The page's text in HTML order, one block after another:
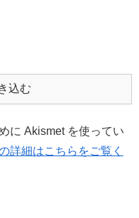
込む
に Akismet を使ってい
詳細はこちらをご覧く